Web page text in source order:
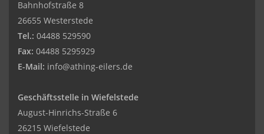
Bahnhofstraße 8
26655 Westerstede
Tel.: 04488 529590
Fax: 04488 5295929
E-Mail: info@athing-eilers.de
Geschäftsstelle in Wiefelstede
August-Hinrichs-Straße 6
26215 Wiefelstede